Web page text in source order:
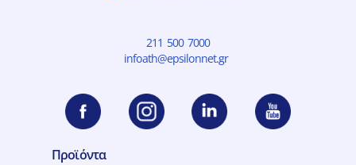
211 500 7000
infoath@epsilonnet.gr
Προϊόντα